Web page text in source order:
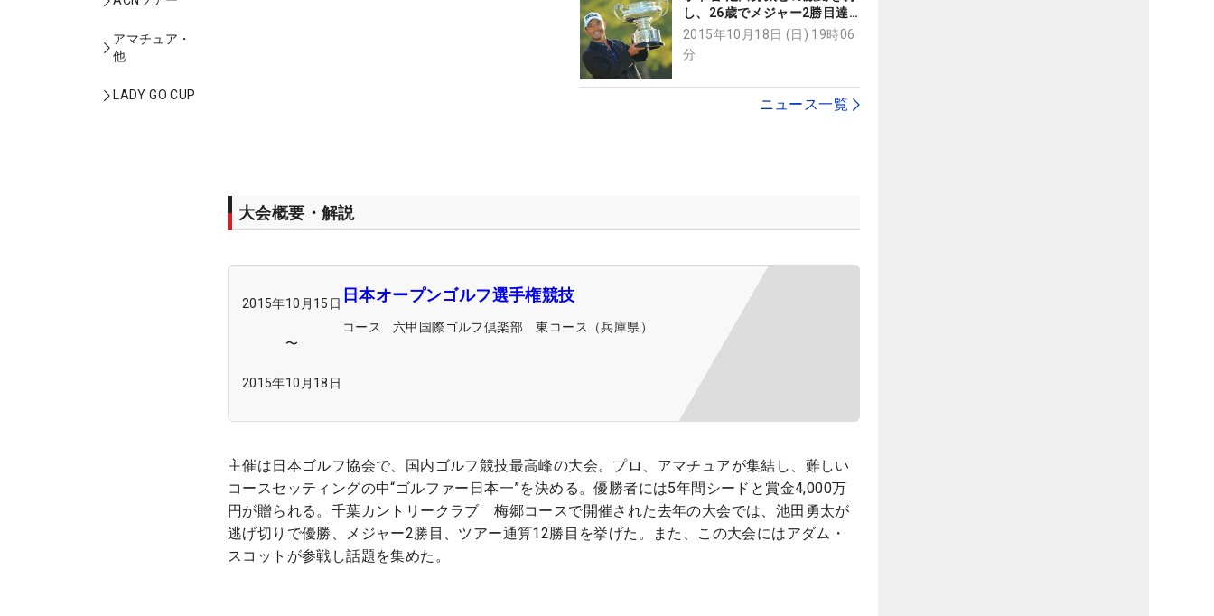
アマチュア・
他
LADY GO CUP
し、26歳でメジャー2勝目達
成！
2015年10月18日 (日) 19時06
分
ニュース一覧
大会概要・解説
2015年10月15日
〜
2015年10月18日
日本オープンゴルフ選手権競技
コース 六甲国際ゴルフ倶楽部 東コース（兵庫県）
主催は日本ゴルフ協会で、国内ゴルフ競技最高峰の大会。プロ、アマチュアが集結し、難しい
コースセッティングの中“ゴルファー日本一”を決める。優勝者には5年間シードと賞金4,000万
円が贈られる。千葉カントリークラブ 梅郷コースで開催された去年の大会では、池田勇太が
逃げ切りで優勝、メジャー2勝目、ツアー通算12勝目を挙げた。また、この大会にはアダム・
スコットが参戦し話題を集めた。